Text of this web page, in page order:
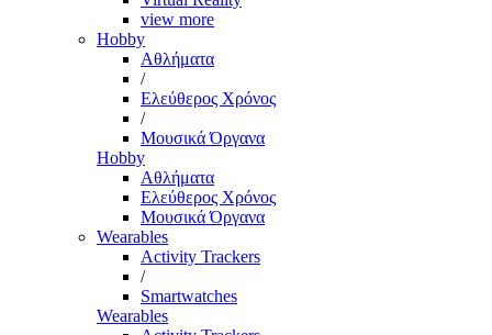
view more
Hobby
Αθλήματα
/
Ελεύθερος Χρόνος
/
Μουσικά Όργανα
Hobby
Αθλήματα
Ελεύθερος Χρόνος
Μουσικά Όργανα
Wearables
Activity Trackers
/
Smartwatches
Wearables